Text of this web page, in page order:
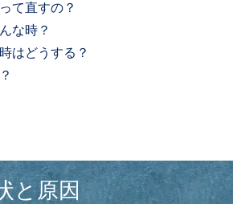
て直すの？
な時？
はどうする？
と原因